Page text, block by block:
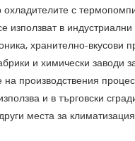
с
използват в
хранително-вкусови
и химически заводи
производствения
и в търговски
места за